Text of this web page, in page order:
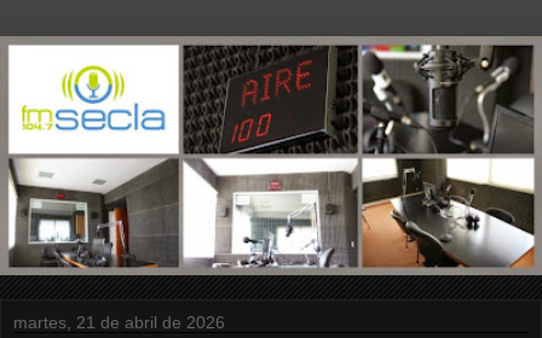
martes, 21 de abril de 2026